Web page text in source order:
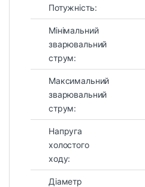
Потужність:
Мінімальний
зварювальний
струм:
Максимальний
зварювальний
струм:
Напруга
холостого
ходу:
Діаметр